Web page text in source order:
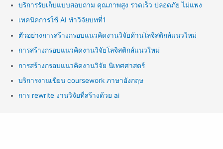
บริการรับเก็บแบบสอบถาม คุณภาพสูง รวดเร็ว ปลอดภัย ไม่แพง
เทคนิคการใช้ AI ทำวิจัยบทที่1
ตัวอย่างการสร้างกรอบแนวคิดงานวิจัยด้านโลจิสติกส์แนวใหม่
การสร้างกรอบแนวคิดงานวิจัยโลจิสติกส์แนวใหม่
การสร้างกรอบแนวคิดงานวิจัย นิเทศศาสตร์
บริการงานเขียน coursework ภาษาอังกฤษ
การ rewrite งานวิจัยที่สร้างด้วย ai